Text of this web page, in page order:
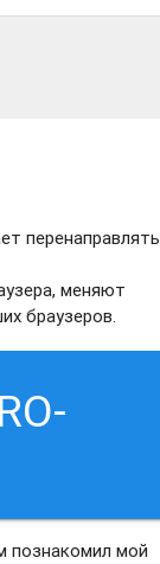
перенаправлять
меняют
браузеров.
познакомил мой